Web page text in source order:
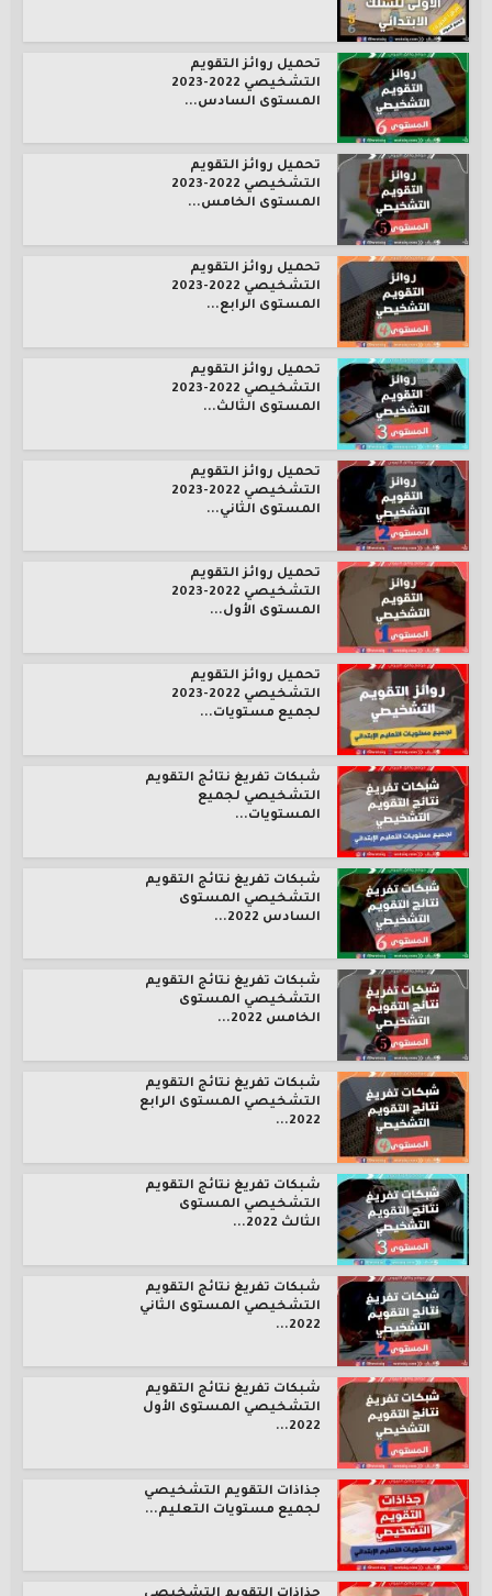
تحميل روائز التقويم
التشخيصي 2022-2023
المستوى السادس...
تحميل روائز التقويم
التشخيصي 2022-2023
المستوى الخامس...
تحميل روائز التقويم
التشخيصي 2022-2023
المستوى الرابع...
تحميل روائز التقويم
التشخيصي 2022-2023
المستوى الثالث...
تحميل روائز التقويم
التشخيصي 2022-2023
المستوى الثاني...
تحميل روائز التقويم
التشخيصي 2022-2023
المستوى الأول...
تحميل روائز التقويم
التشخيصي 2022-2023
لجميع مستويات...
شبكات تفريغ نتائج التقويم
التشخيصي لجميع
المستويات...
شبكات تفريغ نتائج التقويم
التشخيصي المستوى
السادس 2022...
شبكات تفريغ نتائج التقويم
التشخيصي المستوى
الخامس 2022...
شبكات تفريغ نتائج التقويم
التشخيصي المستوى الرابع
2022...
شبكات تفريغ نتائج التقويم
التشخيصي المستوى
الثالث 2022...
شبكات تفريغ نتائج التقويم
التشخيصي المستوى الثاني
2022...
شبكات تفريغ نتائج التقويم
التشخيصي المستوى الأول
2022...
جذاذات التقويم التشخيصي
لجميع مستويات التعليم...